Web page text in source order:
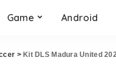
Game Android
> Kit DLS Madura United